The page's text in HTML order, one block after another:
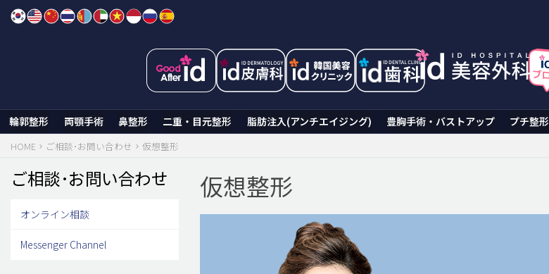
Skip
輪郭整形 両顎手術 鼻整形 二重・目元整形 脂肪注入(アンチエイジング) 豊胸手術・バストアップ プチ整形
HOME ご相談･お問い合わせ 仮想整形
仮想整形
ご相談･お問い合わせ
オンライン相談
Messenger Channel